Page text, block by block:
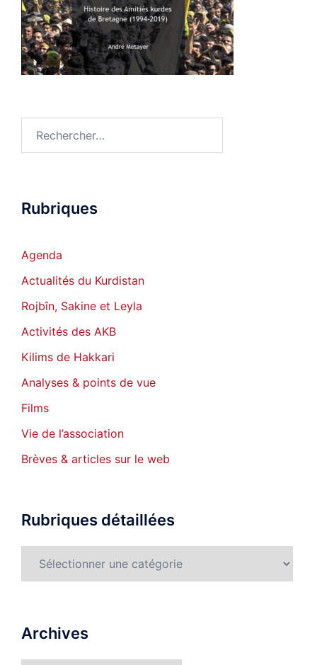
Rubriques
Agenda
Actualités du Kurdistan
Rojbîn, Sakine et Leyla
Activités des AKB
Kilims de Hakkari
Analyses & points de vue
Films
Vie de l’association
Brèves & articles sur le web
Rubriques détaillées
Archives